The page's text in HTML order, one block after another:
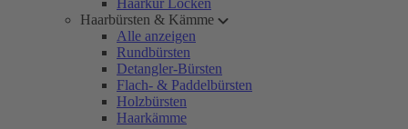
Haarkur Locken
Haarbürsten & Kämme
Alle anzeigen
Rundbürsten
Detangler-Bürsten
Flach- & Paddelbürsten
Holzbürsten
Haarkämme